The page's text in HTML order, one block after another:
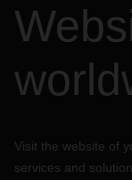
Visit the website of
services and